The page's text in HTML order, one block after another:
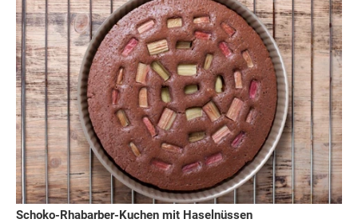
Schoko-Rhabarber-Kuchen mit Haselnüssen